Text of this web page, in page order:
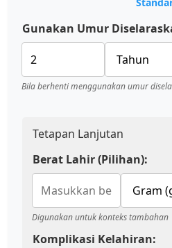
Gunakan Umur
Bila berhenti menggunakan umur
Tetapan Lanjutan
Berat Lahir (Pilihan):
Digunakan untuk konteks tambahan
Komplikasi Kelahiran: